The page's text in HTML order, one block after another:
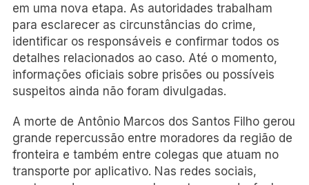
em uma nova etapa. As autoridades trabalham
para esclarecer as circunstâncias do crime,
identificar os responsáveis e confirmar todos os
detalhes relacionados ao caso. Até o momento,
informações oficiais sobre prisões ou possíveis
suspeitos ainda não foram divulgadas.
A morte de Antônio Marcos dos Santos Filho gerou
grande repercussão entre moradores da região de
fronteira e também entre colegas que atuam no
transporte por aplicativo. Nas redes sociais,